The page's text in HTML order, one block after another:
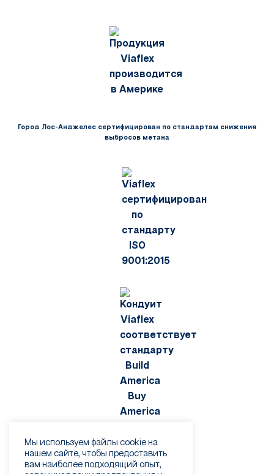
Город Лос-Анджелес сертифицирован по стандартам снижения
выбросов метана
Мы используем файлы cookie на
нашем сайте, чтобы предоставить
вам наиболее подходящий опыт,